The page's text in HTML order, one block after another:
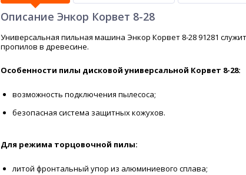
Описание Энкор Корвет 8-28
Универсальная пильная машина Энкор Корвет 8-28 91281
пропилов в древесине.
Особенности пилы дисковой универсальной Корвет 8-28:
возможность подключения пылесоса;
безопасная система защитных кожухов.
Для режима торцовочной пилы:
литой фронтальный упор из алюминиевого сплава;